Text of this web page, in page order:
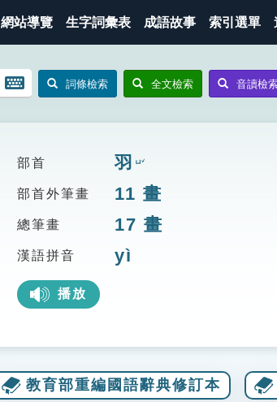
網站導覽 生字詞彙表 成語故事 索引選單
開
鍵
圖
詞條檢索 全文檢索 音讀檢
部首 羽 ㄩˇ
部首外筆畫 11 畫
總筆畫 17 畫
漢語拼音 yì
播放
教育部重編國語辭典修訂本